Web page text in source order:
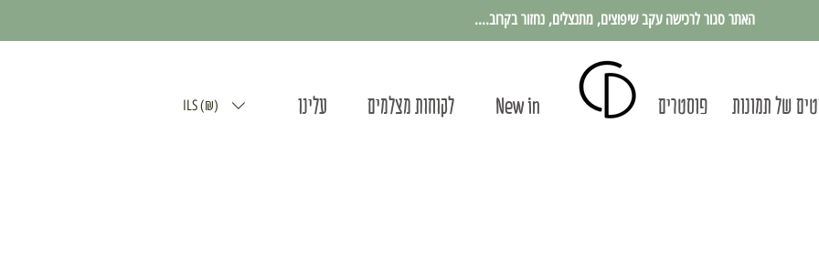
האתר סגור לרכישה עקב שיפוצים, מתנצלים, נחזור בקרוב....
ILS (₪) New in לקוחות מצלמים עלינו של תמונות פוסטרים